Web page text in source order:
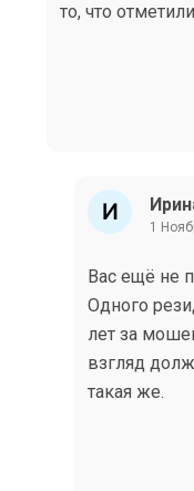
то, что
1
Вас ещё не
Одного
лет за
взгляд
такая же.